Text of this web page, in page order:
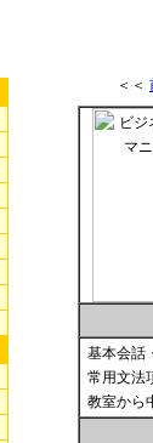
＜＜
基本会話
常用文法
教室から